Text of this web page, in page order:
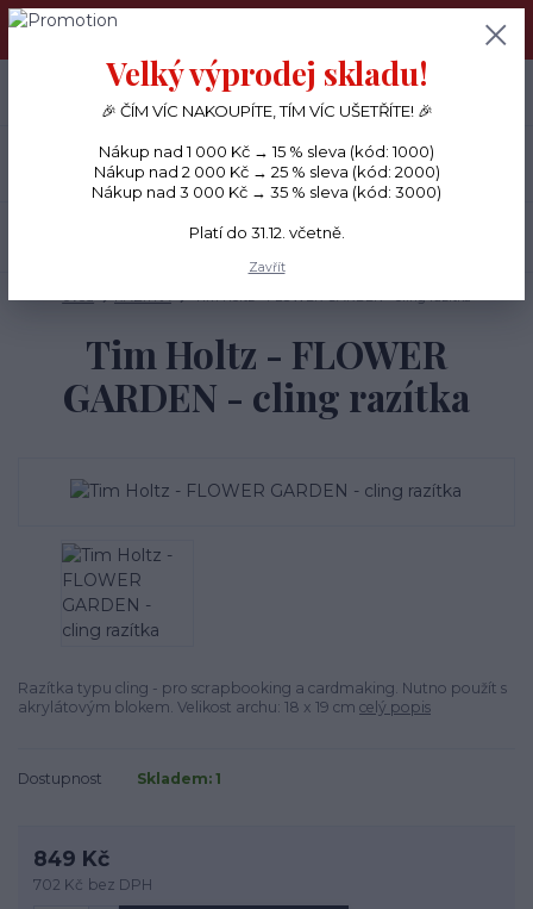
PŘÁNÍČKA a PAPÍROVÉ DÁRKY odesílám každý den, KREATIVNÍ
Menu
CZK
+420 734 380 930
(Po-Ne, 8-20 hod.)
Tim Holtz - FLOWER
GARDEN - cling razítka
Razítka typu cling - pro scrapbooking a cardmaking. Nutno použít s
akrylátovým blokem. Velikost archu: 18 x 19 cm celý popis
Dostupnost Skladem: 1
849 Kč
702 Kč bez DPH
Velký výprodej skladu!
🎉 ČÍM VÍC NAKOUPÍTE, TÍM VÍC UŠETŘÍTE! 🎉
Nákup nad 1 000 Kč → 15 % sleva (kód: 1000)
Nákup nad 2 000 Kč → 25 % sleva (kód: 2000)
Nákup nad 3 000 Kč → 35 % sleva (kód: 3000)
Platí do 31.12. včetně.
Zavřít